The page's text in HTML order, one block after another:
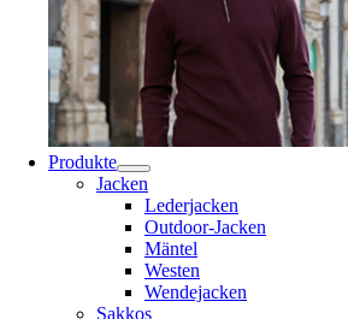
Produkte
Jacken
Lederjacken
Outdoor-Jacken
Mäntel
Westen
Wendejacken
Sakkos